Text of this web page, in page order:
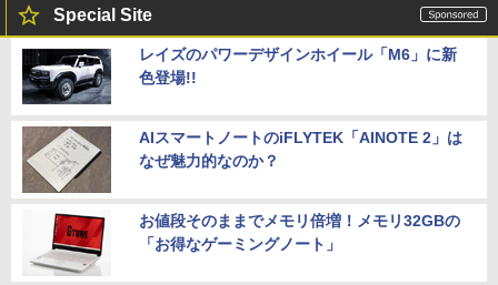
Special Site
レイズのパワーデザインホイール「M6」に新
色登場!!
AIスマートノートのiFLYTEK「AINOTE 2」は
なぜ魅力的なのか？
お値段そのままでメモリ倍増！メモリ32GBの
「お得なゲーミングノート」